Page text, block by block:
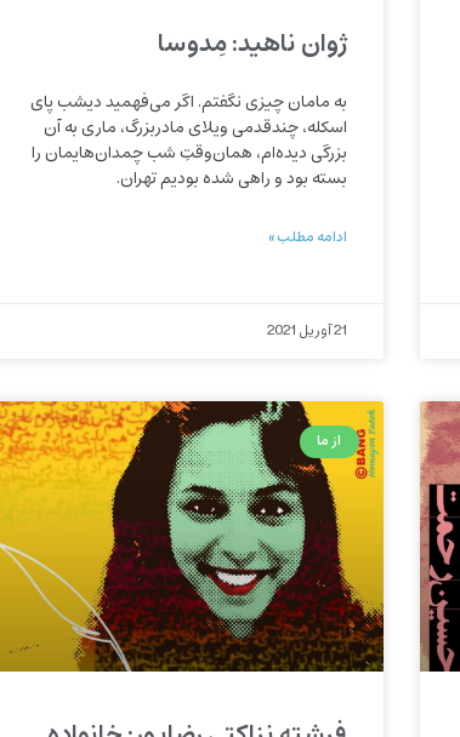
ژوان ناهید: مِدوسا
به مامان چیزی نگفتم. اگر می‌فهمید دیشب پای
اسکله، چندقدمی ویلای مادربزرگ، ماری به آن
بزرگی دیده‌ام، همان‌وقتِ شب چمدان‌هایمان را
بسته بود و راهی شده بودیم تهران.
ادامه مطلب »
21 آوریل 2021
از ما